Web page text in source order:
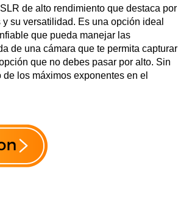
de alto rendimiento que destaca por
su versatilidad. Es una opción ideal
que pueda manejar las
de una cámara que te permita capturar
que no debes pasar por alto. Sin
los máximos exponentes en el